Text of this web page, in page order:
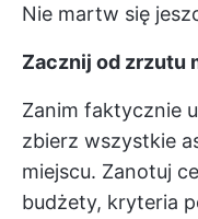
Nie martw się
Zacznij od zrzutu
Zanim faktycznie
zbierz wszystkie
miejscu. Zanotuj
budżety, kryteria